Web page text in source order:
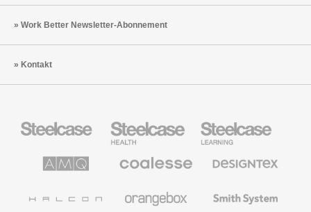
Work Better Newsletter-Abonnement
Kontakt
Büromöbel
Health
Education
Möbel
Solutions
Büromöbel
Textilien
System